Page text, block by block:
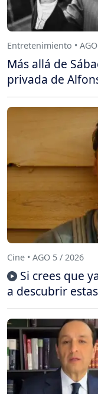
Entretenimiento •
Más allá de
privada de
Cine • AGO 5 / 2026
Si crees que
a descubrir